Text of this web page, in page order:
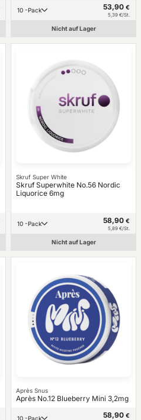
10 -Pack 53,90 €
5,39 €/St.
Nicht auf Lager
Skruf Super White
Skruf Superwhite No.56 Nordic
Liquorice 6mg
10 -Pack 58,90 €
5,89 €/St.
Nicht auf Lager
Après Snus
Après No.12 Blueberry Mini 3,2mg
10 -Pack 58,90 €